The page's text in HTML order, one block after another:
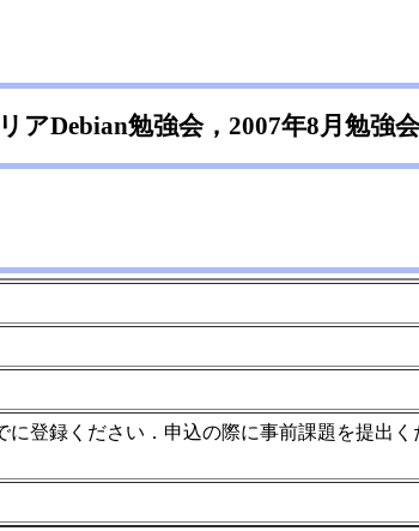
アDebian勉強会，2007年8月勉強会
に登録ください．申込の際に事前課題を提出